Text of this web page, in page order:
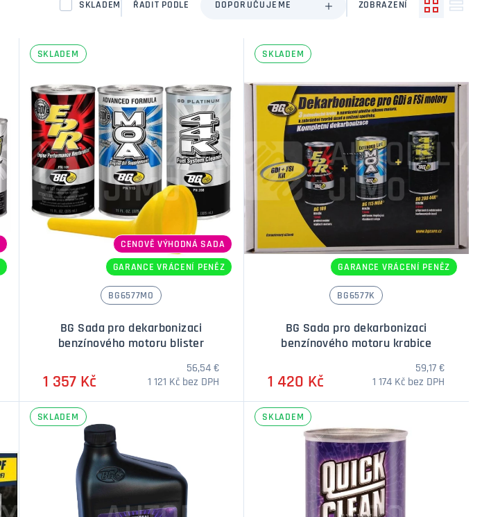
SKLADEM ŘADIT PODLE DOPORUČUJEME ZOBRAZENÍ
SKLADEM
CENOVĚ VÝHODNÁ SADA
GARANCE VRÁCENÍ PENĚZ
BG6577MO
BG Sada pro dekarbonizaci
benzínového motoru blister
1 357 Kč
56,54 €
1 121 Kč bez DPH
SKLADEM
GARANCE VRÁCENÍ PENĚZ
BG6577K
BG Sada pro dekarbonizaci
benzínového motoru krabice
1 420 Kč
59,17 €
1 174 Kč bez DPH
Množství
SKLADEM SKLADEM